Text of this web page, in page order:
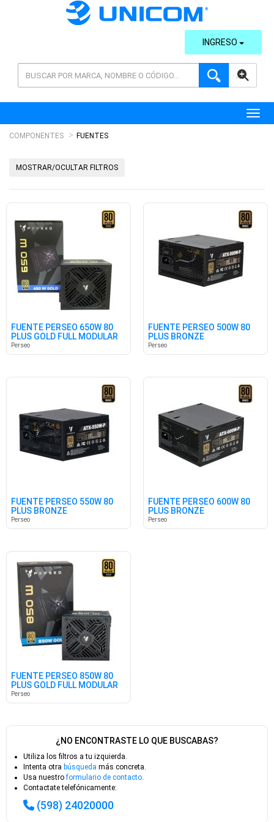
AVANZADA
INGRESO
COMPONENTES FUENTES
MOSTRAR/OCULTAR FILTROS
FUENTE PERSEO 650W 80
PLUS GOLD FULL MODULAR
Perseo
FUENTE PERSEO 500W 80
PLUS BRONZE
Perseo
FUENTE PERSEO 550W 80
PLUS BRONZE
Perseo
FUENTE PERSEO 600W 80
PLUS BRONZE
Perseo
FUENTE PERSEO 850W 80
PLUS GOLD FULL MODULAR
Perseo
¿NO ENCONTRASTE LO QUE BUSCABAS?
Utiliza los filtros a tu izquierda.
Intenta otra búsqueda más concreta.
Usa nuestroformulario de contacto.
Contactate telefónicamente:
(598) 24020000